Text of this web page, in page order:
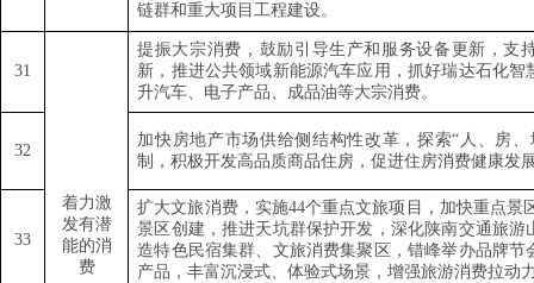
链群和重大项目工程建设。
31
着力激
发有潜
能的消
费
提振大宗消费，鼓励引导生产和服务设备更新，支
新，推进公共领域新能源汽车应用，抓好瑞达石化智
升汽车、电子产品、成品油等大宗消费。
32
加快房地产市场供给侧结构性改革，探索“ 人、房
制，积极开发高品质商品住房，促进住房消费健康发
33
扩大文旅消费，实施44个重点文旅项目，加快重点景
景区创建，推进天坑群保护开发，深化陕南交通旅游
造特色民宿集群、文旅消费集聚区，错峰举办品牌节
产品，丰富沉浸式、体验式场景，增强旅游消费拉动